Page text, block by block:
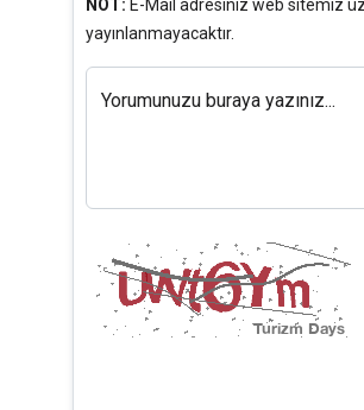
NOT: E-Mail adresiniz web sitemiz
yayınlanmayacaktır.
Yorumunuzu buraya yazınız...